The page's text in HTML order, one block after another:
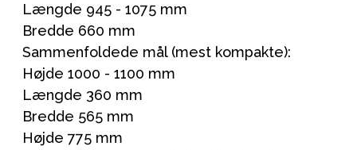
Længde 945 - 1075 mm
Bredde 660 mm
Sammenfoldede mål (mest kompakte):
Højde 1000 - 1100 mm
Længde 360 mm
Bredde 565 mm
Højde 775 mm